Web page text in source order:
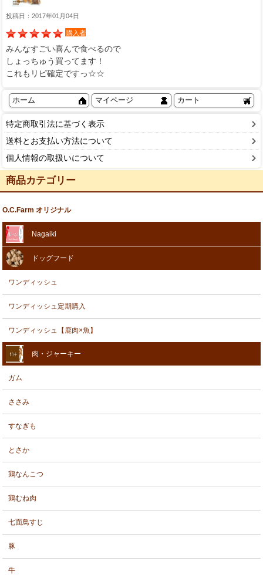
投稿日：2017年01月04日
購入者
みんなすごい喜んで食べるので
しょっちゅう買ってます！
これもリピ確定ですっ☆☆
ホーム マイページ カート
特定商取引法に基づく表示
送料とお支払い方法について
個人情報の取扱いについて
商品カテゴリー
O.C.Farm オリジナル
Nagaiki
ドッグフード
ワンディッシュ
ワンディッシュ定期購入
ワンディッシュ【鹿肉×魚】
肉・ジャーキー
ガム
ささみ
すなぎも
とさか
鶏なんこつ
鶏むね肉
七面鳥すじ
豚
牛